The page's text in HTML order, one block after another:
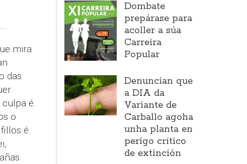
mira
das
culpa é
o
é
Dombate
prepárase para
acoller a súa
Carreira
Popular
Denuncian que
a DIA da
Variante de
Carballo agoha
unha planta en
perigo crítico
de extinción